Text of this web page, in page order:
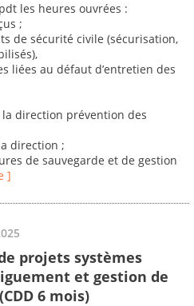
les heures ouvrées :
;
de sécurité civile (sécurisation,
liées au défaut d’entretien des
direction prévention des
direction ;
de sauvegarde et de gestion
]
projets systèmes
et gestion de
6 mois)